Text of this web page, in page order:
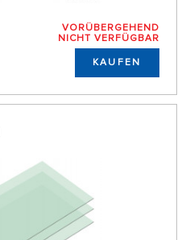
VORÜBERGEHEND
NICHT VERFÜGBAR
KAUFEN